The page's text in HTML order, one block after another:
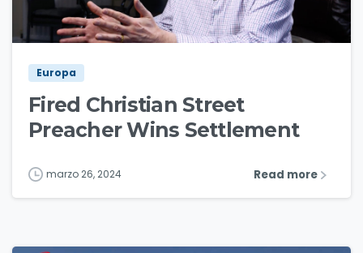
Europa
Fired Christian Street
Preacher Wins Settlement
marzo 26, 2024 Read more